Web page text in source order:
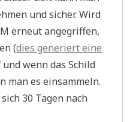
und sicher. Wird
erneut angegriffen,
(dies generiert eine
wenn das Schild
man es einsammeln.
30 Tagen nach